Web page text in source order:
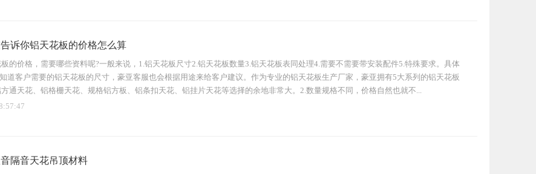
诉你铝天花板的价格怎么算
的价格，需要哪些资料呢?一般来说，1.铝天花板尺寸2.铝天花板数量3.铝天花板表同处理4.需要不需要带安装配件5.特殊要求。具体
道客户需要的铝天花板的尺寸，豪亚客服也会根据用途来给客户建议。作为专业的铝天花板生产厂家，豪亚拥有5大系列的铝天花板
通天花、铝格栅天花、规格铝方板、铝条扣天花、铝挂片天花等选择的余地非常大。2.数量规格不同，价格自然也就不...
隔音天花吊顶材料